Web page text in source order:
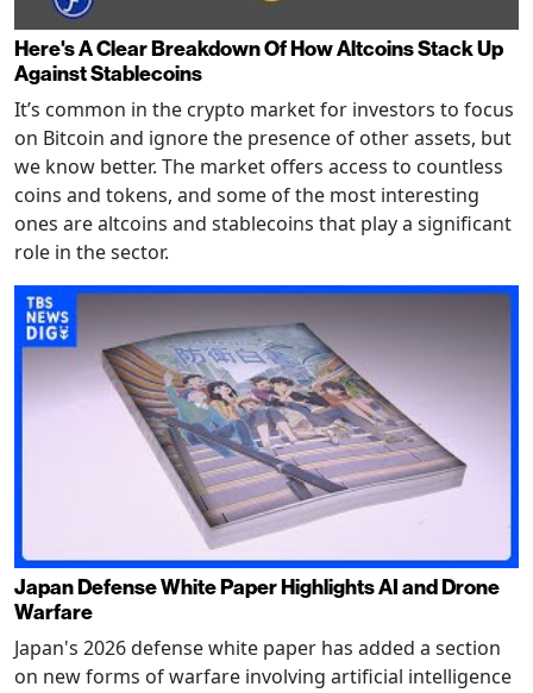
Here's A Clear Breakdown Of How Altcoins Stack Up
Against Stablecoins
It’s common in the crypto market for investors to focus
on Bitcoin and ignore the presence of other assets, but
we know better. The market offers access to countless
coins and tokens, and some of the most interesting
ones are altcoins and stablecoins that play a significant
role in the sector.
Japan Defense White Paper Highlights AI and Drone
Warfare
Japan's 2026 defense white paper has added a section
on new forms of warfare involving artificial intelligence